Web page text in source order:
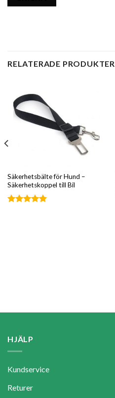
RELATERADE PRODUKTER
Säkerhetsbälte för Hund –
Säkerhetskoppel till Bil
HJÄLP
Kundservice
Returer